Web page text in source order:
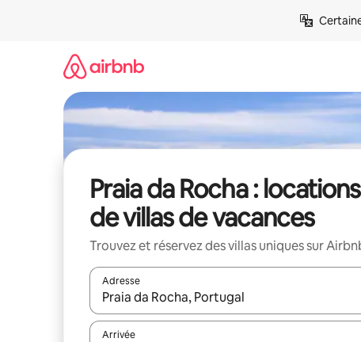
Praia da Rocha : locations
de villas de vacances
Trouvez et réservez des villas uniques sur
Adresse
Lorsque les résultats s'affichent, utilisez les
Arrivée